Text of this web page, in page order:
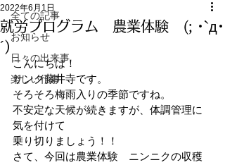
全ての記事
お知らせ
日々の出来事
楽しい行事
就労プログラム 農業体験 (; ･`д･
´)
2022年6月1日
こんにちは！
サンク藤井寺です。
そろそろ梅雨入りの季節ですね。
不安定な天候が続きますが、体調管理に
気を付けて
乗り切りましょう！！
さて、今回は農業体験　ニンニクの収穫